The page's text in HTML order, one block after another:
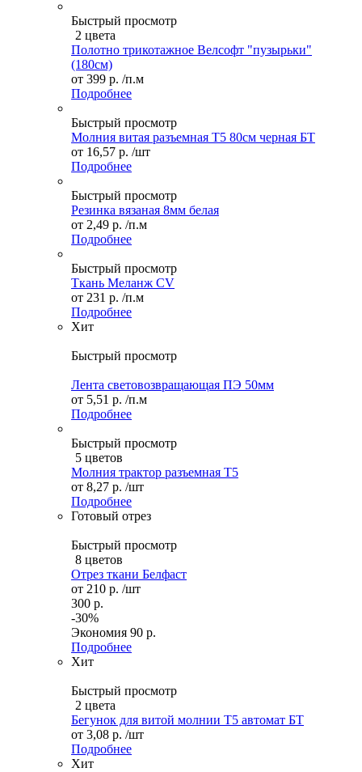
Быстрый просмотр
2 цвета
Полотно трикотажное Велсофт "пузырьки"
(180см)
от 399 р. /п.м
Подробнее
Быстрый просмотр
Молния витая разъемная Т5 80см черная БТ
от 16,57 р. /шт
Подробнее
Быстрый просмотр
Резинка вязаная 8мм белая
от 2,49 р. /п.м
Подробнее
Быстрый просмотр
Ткань Меланж CV
от 231 р. /п.м
Подробнее
Хит
Быстрый просмотр
Лента световозвращающая ПЭ 50мм
от 5,51 р. /п.м
Подробнее
Быстрый просмотр
5 цветов
Молния трактор разъемная Т5
от 8,27 р. /шт
Подробнее
Готовый отрез
Быстрый просмотр
8 цветов
Отрез ткани Белфаст
от 210 р. /шт
300 р.
-30%
Экономия 90 р.
Подробнее
Хит
Быстрый просмотр
2 цвета
Бегунок для витой молнии Т5 автомат БТ
от 3,08 р. /шт
Подробнее
Хит